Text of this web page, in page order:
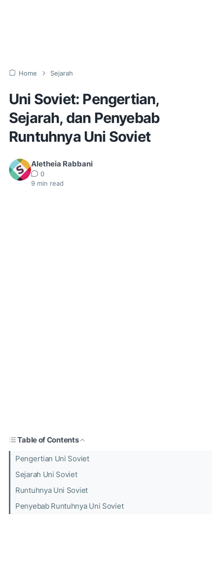
Home Sejarah
Uni Soviet: Pengertian,
Sejarah, dan Penyebab
Runtuhnya Uni Soviet
Aletheia Rabbani
0
9 min read
Table of Contents
Pengertian Uni Soviet
Sejarah Uni Soviet
Runtuhnya Uni Soviet
Penyebab Runtuhnya Uni Soviet